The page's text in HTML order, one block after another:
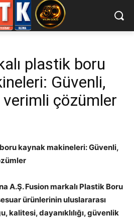
plastik boru
Güvenli,
verimli çözümler
kaynak makineleri: Güvenli,
A.Ş. Fusion markalı Plastik Boru
ürünlerinin uluslararası
kalitesi, dayanıklılığı, güvenlik